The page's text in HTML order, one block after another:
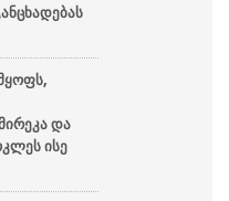
და
ისე